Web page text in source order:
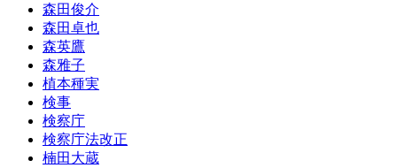
森田俊介
森田卓也
森英鷹
森雅子
植本種実
検事
検察庁
検察庁法改正
楠田大蔵